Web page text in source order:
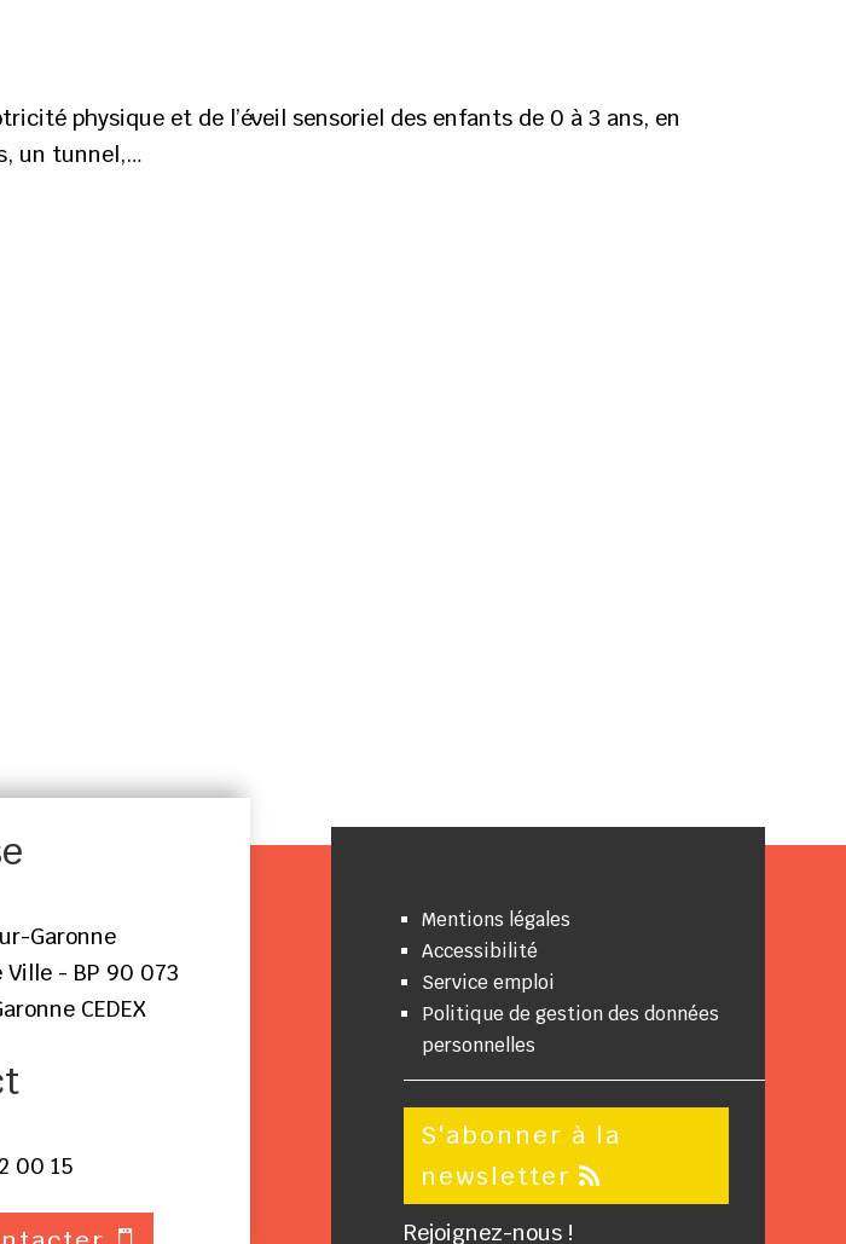
physique et de l’éveil sensoriel des enfants de 0 à 3 ans, en
un tunnel,…
Garonne
Ville - BP 90 073
CEDEX
00 15
Mentions légales
Accessibilité
Service emploi
Politique de gestion des données
personnelles
S'abonner à la
newsletter
Rejoignez-nous !